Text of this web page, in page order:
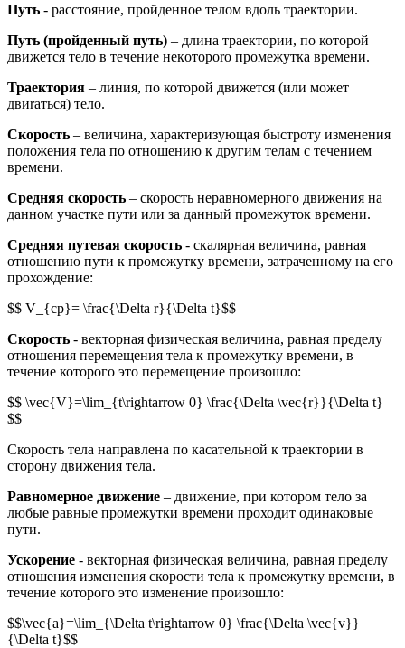
Путь - расстояние, пройденное телом вдоль траектории.
Путь (пройденный путь) – длина траектории, по которой
движется тело в течение нeкoтoporo промежутка времени.
Траектория – линия, по которой движется (или может
двиrаться) тело.
Скорость – величина, характеризующая быстроту изменения
положения тела по отношению к другим телам с течением
времени.
Средняя скорость – скорость неравномерного движения на
данном участке пути или за данный промежуток времени.
Средняя путевая скорость - скалярная величина, равная
отношению пути к промежутку времени, затраченному на его
прохождение:
$$ V_{cp}= \frac{\Delta r}{\Delta t}$$
Скорость - векторная физическая величина, равная пределу
отношения перемещения тела к промежутку времени, в
течение которого это перемещение произошло:
$$ \vec{V}=\lim_{t\rightarrow 0} \frac{\Delta \vec{r}}{\Delta t}
$$
Скорость тела направлена по касательной к траектории в
сторону движения тела.
Равномерное движение – движение, при котором тело за
любые равные промежутки времени проходит одинаковые
пути.
Ускорение - векторная физическая величина, равная пределу
отношения изменения скорости тела к промежутку времени, в
течение которого это изменение произошло:
$$\vec{a}=\lim_{\Delta t\rightarrow 0} \frac{\Delta \vec{v}}
{\Delta t}$$